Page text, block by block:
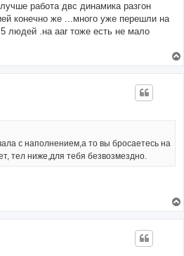
работа двс динамика разгон
конечно же ...много уже перешли на
людей .на aar тоже есть не мало
с наполнением,а то вы бросаетесь на
тел ниже,для тебя безвозмездно.